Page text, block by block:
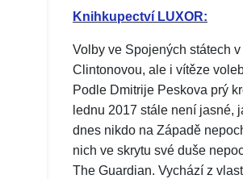
Knihkupectví LUXOR:
Volby ve Spojených státech
Clintonovou, ale i vítěze
Podle Dmitrije Peskova prý
lednu 2017 stále není jasné,
dnes nikdo na Západě
nich ve skrytu své duše
The Guardian. Vychází z